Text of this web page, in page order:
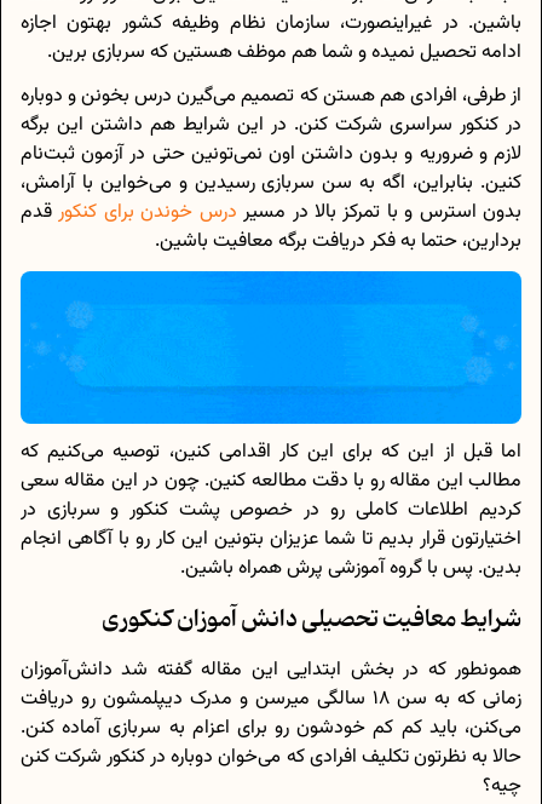
باشین. در غیراینصورت، سازمان نظام وظیفه کشور بهتون اجازه
ادامه تحصیل نمیده و شما هم موظف هستین که سربازی برین.
از طرفی، افرادی هم هستن که تصمیم می‌گیرن درس بخونن و دوباره
در کنکور سراسری شرکت کنن. در این شرایط هم داشتن این برگه
لازم و ضروریه و بدون داشتن اون نمی‌تونین حتی در آزمون ثبت‌نام
کنین. بنابراین، اگه به سن سربازی رسیدین و می‌خواین با آرامش،
بدون استرس و با تمرکز بالا در مسیر درس خوندن برای کنکورقدم
بردارین، حتما به فکر دریافت برگه معافیت باشین.
اما قبل از این که برای این کار اقدامی کنین، توصیه می‌کنیم که
مطالب این مقاله رو با دقت مطالعه کنین. چون در این مقاله سعی
کردیم اطلاعات کاملی رو در خصوص پشت کنکور و سربازی در
اختیارتون قرار بدیم تا شما عزیزان بتونین این کار رو با آگاهی انجام
بدین. پس با گروه آموزشی پرش همراه باشین.
شرایط معافیت تحصیلی دانش آموزان کنکوری
همونطور که در بخش ابتدایی این مقاله گفته شد دانش‌آموزان
زمانی که به سن 18 سالگی میرسن و مدرک دیپلمشون رو دریافت
می‌کنن، باید کم کم خودشون رو برای اعزام به سربازی آماده کنن.
حالا به نظرتون تکلیف افرادی که می‌خوان دوباره در کنکور شرکت کنن
چیه؟